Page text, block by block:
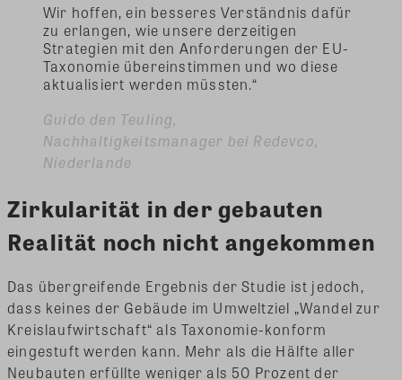
Wir hoffen, ein besseres Verständnis dafür
zu erlangen, wie unsere derzeitigen
Strategien mit den Anforderungen der EU-
Taxonomie übereinstimmen und wo diese
aktualisiert werden müssten.“
Guido den Teuling,
Nachhaltigkeitsmanager bei Redevco,
Niederlande
Zirkularität in der gebauten
Realität noch nicht angekommen
Das übergreifende Ergebnis der Studie ist jedoch,
dass keines der Gebäude im Umweltziel „Wandel zur
Kreislaufwirtschaft“ als Taxonomie-konform
eingestuft werden kann. Mehr als die Hälfte aller
Neubauten erfüllte weniger als 50 Prozent der